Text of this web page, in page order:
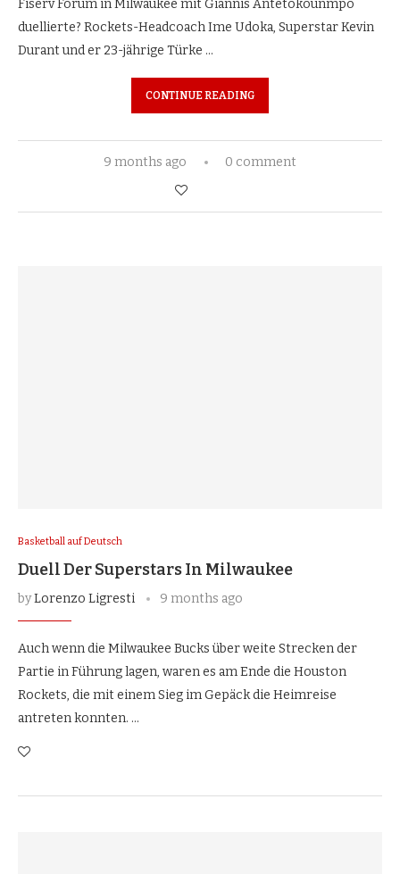
Fiserv Forum in Milwaukee mit Giannis Antetokounmpo
duellierte? Rockets-Headcoach Ime Udoka, Superstar Kevin
Durant und er 23-jährige Türke …
CONTINUE READING
9 months ago 0 comment
Basketball auf Deutsch
Duell Der Superstars In Milwaukee
byLorenzo Ligresti 9 months ago
Auch wenn die Milwaukee Bucks über weite Strecken der
Partie in Führung lagen, waren es am Ende die Houston
Rockets, die mit einem Sieg im Gepäck die Heimreise
antreten konnten. …